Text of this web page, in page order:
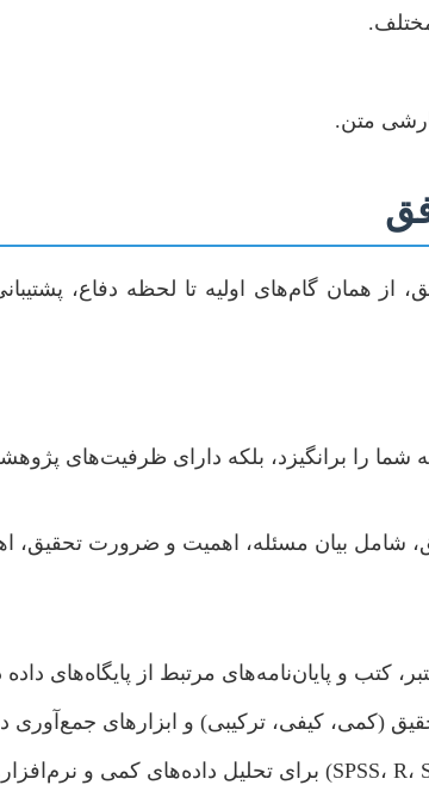
متن.
همان گام‌های اولیه تا لحظه دفاع،
شما را برانگیزد، بلکه دارای ظرفیت‌های
شامل بیان مسئله، اهمیت و ضرورت تحقیق،
کتب و پایان‌نامه‌های مرتبط از پایگاه‌های
(کمی، کیفی، ترکیبی) و ابزارهای جمع‌آوری